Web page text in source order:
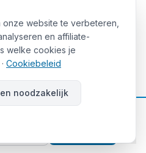
negeren
maximale fiscale
belegger. Het merk
domicilieplaats en
website te verbeteren,
en affiliate-
welke cookies je
· Cookiebeleid
noodzakelijk